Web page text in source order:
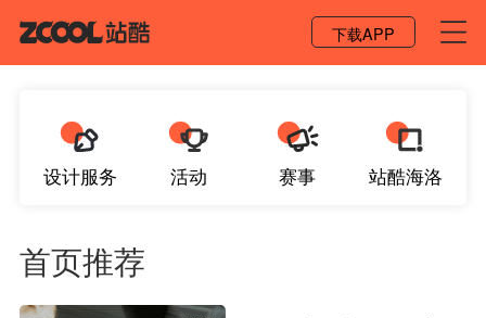
下载APP
设计服务 活动 赛事 站酷海洛
首页推荐